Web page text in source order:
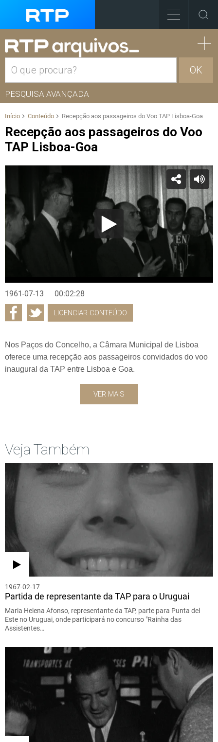
OK
PESQUISA AVANÇADA
Início Conteúdo Recepção aos passageiros do Voo TAP Lisboa-Goa
Recepção aos passageiros do Voo
TAP Lisboa-Goa
1961-07-13 00:02:28
LICENCIAR CONTEÚDO
Nos Paços do Concelho, a Câmara Municipal de Lisboa
oferece uma recepção aos passageiros convidados do voo
inaugural da TAP entre Lisboa e Goa.
VER MAIS
Veja Também
1967-02-17
Partida de representante da TAP para o Uruguai
Maria Helena Afonso, representante da TAP, parte para Punta del
Este no Uruguai, onde participará no concurso "Rainha das
Assistentes…